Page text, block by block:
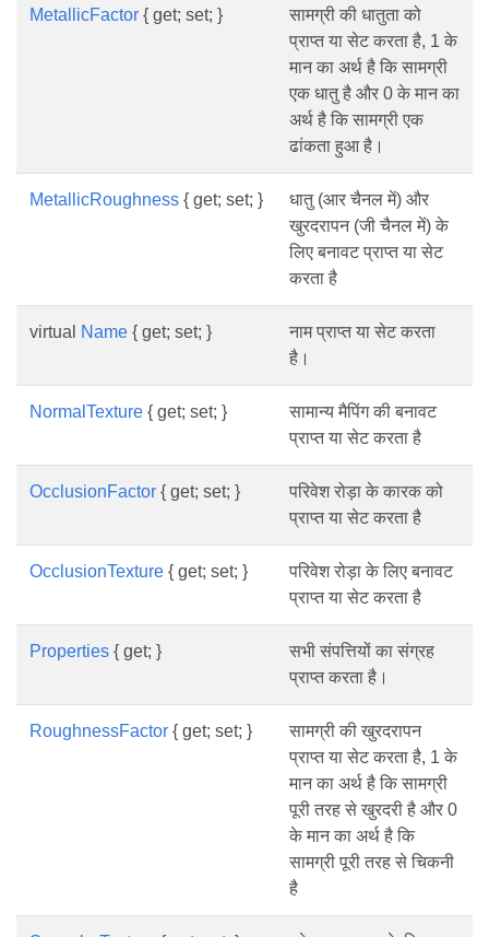
MetallicFactor { get; set; }
सामग्री की धातुता को
प्राप्त या सेट करता है, 1 के
मान का अर्थ है कि सामग्री
एक धातु है और 0 के मान का
अर्थ है कि सामग्री एक
ढांकता हुआ है।
MetallicRoughness { get; set; }
धातु (आर चैनल में) और
खुरदरापन (जी चैनल में) के
लिए बनावट प्राप्त या सेट
करता है
virtual Name { get; set; }
नाम प्राप्त या सेट करता
है।
NormalTexture { get; set; }
सामान्य मैपिंग की बनावट
प्राप्त या सेट करता है
OcclusionFactor { get; set; }
परिवेश रोड़ा के कारक को
प्राप्त या सेट करता है
OcclusionTexture { get; set; }
परिवेश रोड़ा के लिए बनावट
प्राप्त या सेट करता है
Properties { get; }
सभी संपत्तियों का संग्रह
प्राप्त करता है।
RoughnessFactor { get; set; }
सामग्री की खुरदरापन
प्राप्त या सेट करता है, 1 के
मान का अर्थ है कि सामग्री
पूरी तरह से खुरदरी है और 0
के मान का अर्थ है कि
सामग्री पूरी तरह से चिकनी
है